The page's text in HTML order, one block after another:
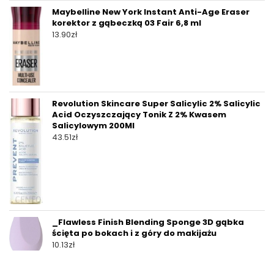
Maybelline New York Instant Anti-Age Eraser
korektor z gąbeczką 03 Fair 6,8 ml
13.90zł
Revolution Skincare Super Salicylic 2% Salicylic
Acid Oczyszczający Tonik Z 2% Kwasem
Salicylowym 200Ml
43.51zł
_Flawless Finish Blending Sponge 3D gąbka
ścięta po bokach i z góry do makijażu
10.13zł